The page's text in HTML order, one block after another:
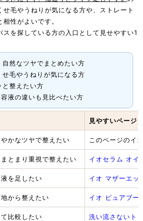
毛やうねりが気になる方や、ストレート
性がよいです。
を探している方の入口として見せやすい1
然なツヤでまとめたい方
毛やうねりが気になる方
と整えたい方
液の違いも見比べたい方
見やすいページ
かなツヤで整えたい このページのイ
とまり重視で整えたい イオセラム オイ
を足したい イオ マザーエッ
から整えたい イオ ピュアブー
比較したい 洗い流さないト